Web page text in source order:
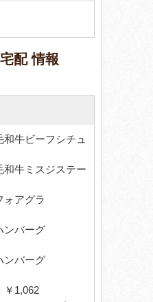
配 情報
和牛ビーフシチュ
和牛ミスジステー
ォアグラ
ンバーグ
ンバーグ
1,062